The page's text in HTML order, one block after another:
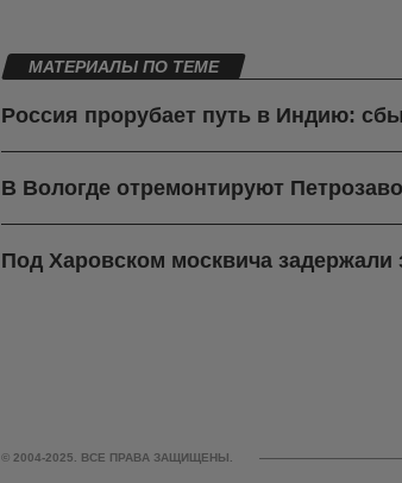
МАТЕРИАЛЫ ПО ТЕМЕ
Россия прорубает путь в Индию:
В Вологде отремонтируют
Под Харовском москвича задержали
© 2004-2025. ВСЕ ПРАВА ЗАЩИЩЕНЫ.